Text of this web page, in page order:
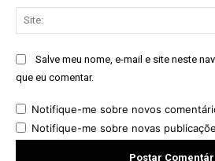
Salve meu nome, e-mail e site neste
que eu comentar.
Notifique-me sobre novos
Notifique-me sobre novas